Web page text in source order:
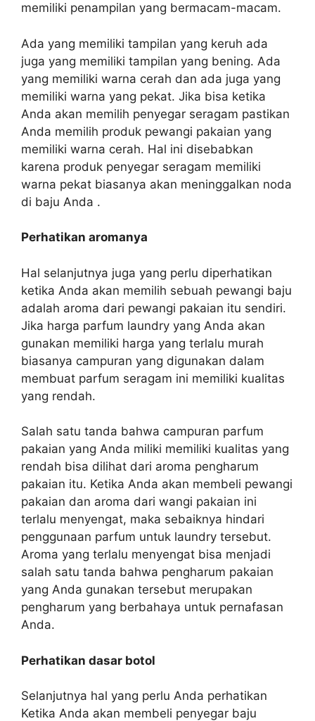
memiliki penampilan yang bermacam-macam.
Ada yang memiliki tampilan yang keruh ada
juga yang memiliki tampilan yang bening. Ada
yang memiliki warna cerah dan ada juga yang
memiliki warna yang pekat. Jika bisa ketika
Anda akan memilih penyegar seragam pastikan
Anda memilih produk pewangi pakaian yang
memiliki warna cerah. Hal ini disebabkan
karena produk penyegar seragam memiliki
warna pekat biasanya akan meninggalkan noda
di baju Anda .
Perhatikan aromanya
Hal selanjutnya juga yang perlu diperhatikan
ketika Anda akan memilih sebuah pewangi baju
adalah aroma dari pewangi pakaian itu sendiri.
Jika harga parfum laundry yang Anda akan
gunakan memiliki harga yang terlalu murah
biasanya campuran yang digunakan dalam
membuat parfum seragam ini memiliki kualitas
yang rendah.
Salah satu tanda bahwa campuran parfum
pakaian yang Anda miliki memiliki kualitas yang
rendah bisa dilihat dari aroma pengharum
pakaian itu. Ketika Anda akan membeli pewangi
pakaian dan aroma dari wangi pakaian ini
terlalu menyengat, maka sebaiknya hindari
penggunaan parfum untuk laundry tersebut.
Aroma yang terlalu menyengat bisa menjadi
salah satu tanda bahwa pengharum pakaian
yang Anda gunakan tersebut merupakan
pengharum yang berbahaya untuk pernafasan
Anda.
Perhatikan dasar botol
Selanjutnya hal yang perlu Anda perhatikan
Ketika Anda akan membeli penyegar baju